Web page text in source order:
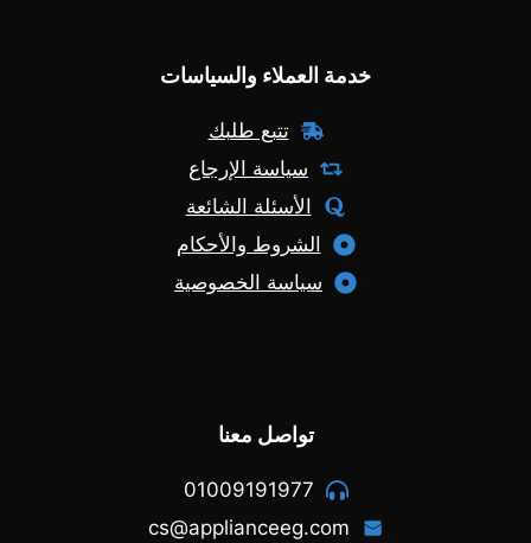
خدمة العملاء والسياسات
تتبع طلبك
سياسة الإرجاع
الأسئلة الشائعة
الشروط والأحكام
سياسة الخصوصية
تواصل معنا
01009191977
cs@applianceeg.com